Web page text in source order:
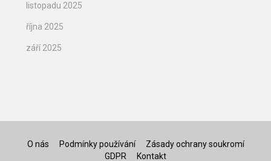
listopadu 2025
října 2025
září 2025
O nás Podmínky používání
Zásady ochrany soukromí
GDPR
Kontakt